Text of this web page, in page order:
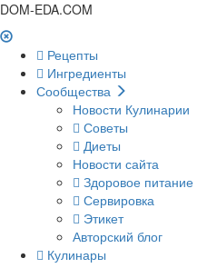
DOM-EDA.COM
Рецепты
Ингредиенты
Сообщества
Новости Кулинарии
Советы
Диеты
Новости сайта
Здоровое питание
Сервировка
Этикет
Авторский блог
Кулинары